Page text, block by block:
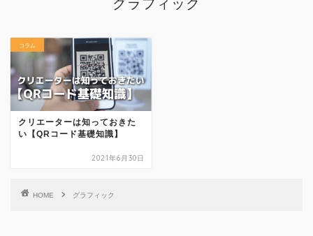
グラフィック
コラム
クリエーターは知っておきた
い【QRコード基礎知識】
2021年6月30日
HOME グラフィック